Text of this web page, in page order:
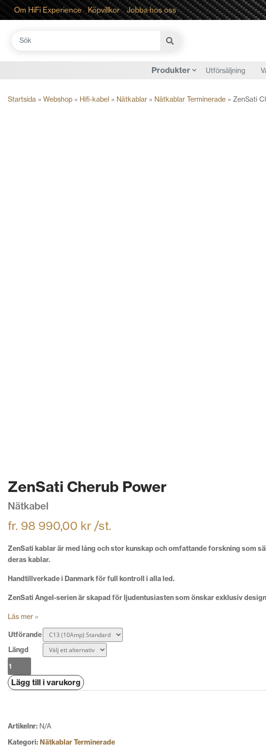
Om HiFi Experience Köpvillkor Jobba hos oss
Sök
Produkter Utförsäljning
Startsida » Webshop » Hifi-kabel » Nätkablar » Nätkablar Terminerade » ZenSati
ZenSati Cherub Power
Nätkabel
fr. 98 990,00 kr /st.
ZenSati kablar är med lång och stor kunskap och omfattande forskning som
deras kablar.
Handtillverkade i Danmark för full kontroll i alla led.
ZenSati Angel-serien är skapad för ljudentusiasten som önskar exklusiv
Läs mer »
Utförande
Längd
ZenSati
Cherub
Power
Lägg till i varukorg
Artikelnr: N/A
Kategori: Nätkablar Terminerade